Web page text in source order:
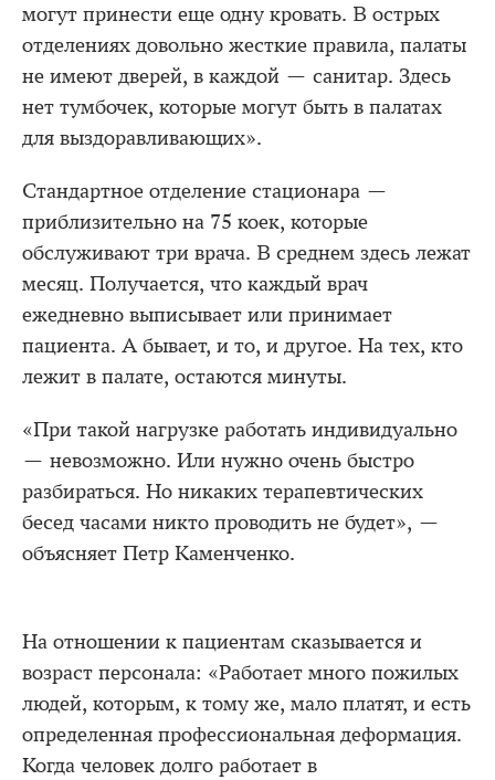
могут принести еще одну кровать. В острых
отделениях довольно жесткие правила, палаты
не имеют дверей, в каждой — санитар. Здесь
нет тумбочек, которые могут быть в палатах
для выздоравливающих».
Стандартное отделение стационара —
приблизительно на 75 коек, которые
обслуживают три врача. В среднем здесь лежат
месяц. Получается, что каждый врач
ежедневно выписывает или принимает
пациента. А бывает, и то, и другое. На тех, кто
лежит в палате, остаются минуты.
«При такой нагрузке работать индивидуально
— невозможно. Или нужно очень быстро
разбираться. Но никаких терапевтических
бесед часами никто проводить не будет», —
объясняет Петр Каменченко.
На отношении к пациентам сказывается и
возраст персонала: «Работает много пожилых
людей, которым, к тому же, мало платят, и есть
определенная профессиональная деформация.
Когда человек долго работает в